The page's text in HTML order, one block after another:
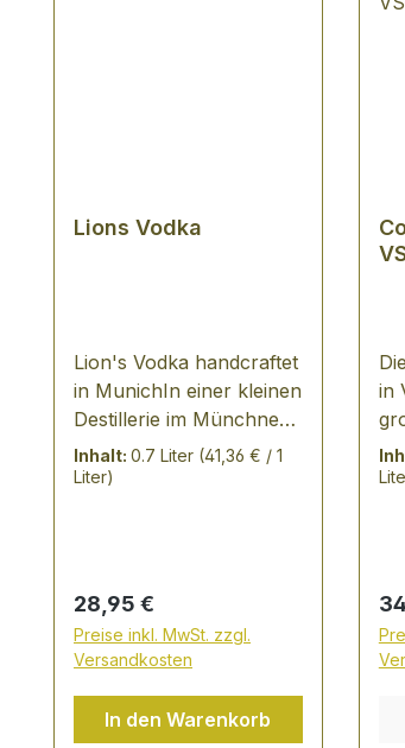
Lions Vodka
Lion's Vodka handcraftet
in MunichIn einer kleinen
Destillerie im Münchner
Bezirk Schwabing wird
Lion's Vodka in steter
Stadtgründer aus dem
Jahre 1158, stand Pate
für diese Schöpfung.
Rein, weich und klar
Tugenden eines edlen
Inhalt: 0.7 Liter (41,36 € / 1
Liter)
Regulärer Preis:
28,95 €
Preise inkl. MwSt. zzgl.
Versandkosten
In den Warenkorb
in